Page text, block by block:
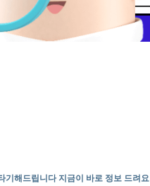
기해드립니다 지금이 바로 정보 드려요